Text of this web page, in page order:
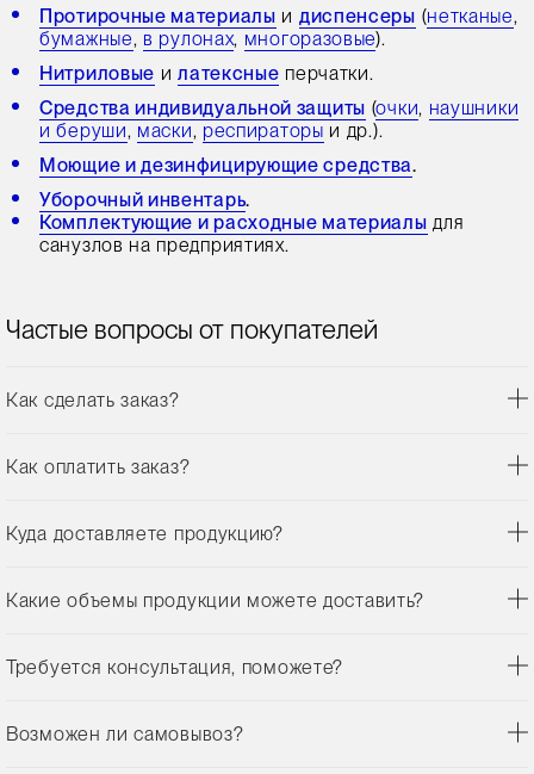
Протирочные материалы и диспенсеры (нетканые,
бумажные, в рулонах, многоразовые).
Нитриловые илатексные перчатки.
Средства индивидуальной защиты (очки, наушники
и беруши, маски, респираторы и др.).
Моющие и дезинфицирующие средства.
Уборочный инвентарь.
Комплектующие и расходные материалы для
санузлов на предприятиях.
Частые вопросы от покупателей
Как сделать заказ?
Как оплатить заказ?
Куда доставляете продукцию?
Какие объемы продукции можете доставить?
Требуется консультация, поможете?
Возможен ли самовывоз?